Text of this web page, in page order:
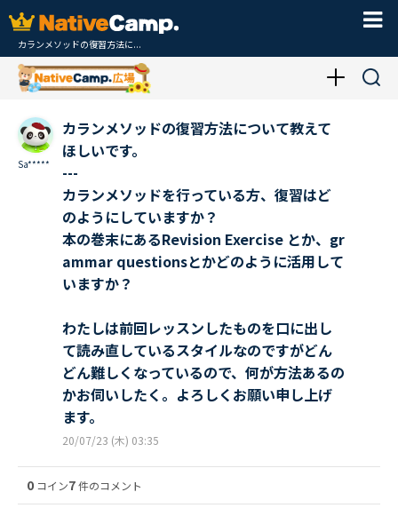
カランメソッドの復習方法に...
Sa*****
カランメソッドの復習方法について教えて
ほしいです。
---
カランメソッドを行っている方、復習はど
のようにしていますか？
本の巻末にあるRevision Exercise とか、gr
ammar questionsとかどのように活用して
いますか？
わたしは前回レッスンしたものを口に出し
て読み直しているスタイルなのですがどん
どん難しくなっているので、何が方法あるの
かお伺いしたく。よろしくお願い申し上げ
ます。
20/07/23 (木) 03:35
0 コイン7件のコメント